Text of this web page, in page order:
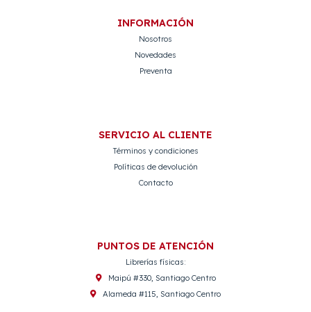
INFORMACIÓN
Nosotros
Novedades
Preventa
SERVICIO AL CLIENTE
Términos y condiciones
Políticas de devolución
Contacto
PUNTOS DE ATENCIÓN
Librerías físicas:
Maipú #330, Santiago Centro
Alameda #115, Santiago Centro